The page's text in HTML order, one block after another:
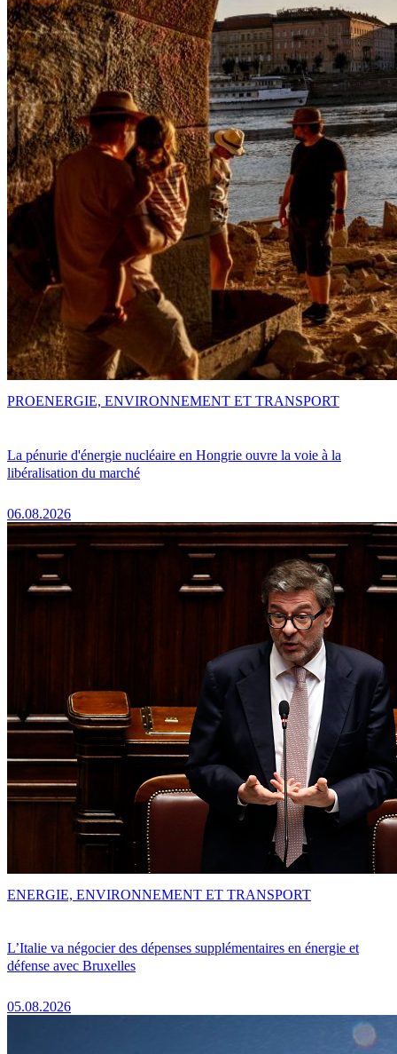
La pénurie d'énergie nucléaire en Hongrie ouvre la voie à la
libéralisation du marché
06.08.2026
PROENERGIE, ENVIRONNEMENT ET TRANSPORT
L’Italie va négocier des dépenses supplémentaires en énergie et
défense avec Bruxelles
05.08.2026
ENERGIE, ENVIRONNEMENT ET TRANSPORT